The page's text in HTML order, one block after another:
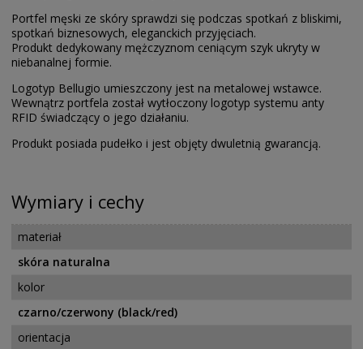
Portfel męski ze skóry sprawdzi się podczas spotkań z bliskimi,
spotkań biznesowych, eleganckich przyjęciach.
Produkt dedykowany mężczyznom ceniącym szyk ukryty w
niebanalnej formie.
Logotyp Bellugio umieszczony jest na metalowej wstawce.
Wewnątrz portfela został wytłoczony logotyp systemu anty
RFID świadczący o jego działaniu.
Produkt posiada pudełko i jest objęty dwuletnią gwarancją.
Wymiary i cechy
materiał
skóra naturalna
kolor
czarno/czerwony (black/red)
orientacja